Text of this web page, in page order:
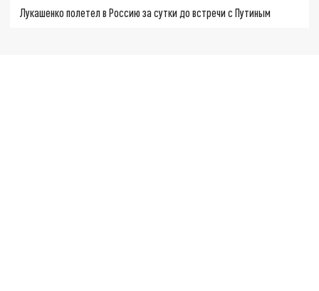
Лукашенко полетел в Россию за сутки до встречи с Путиным